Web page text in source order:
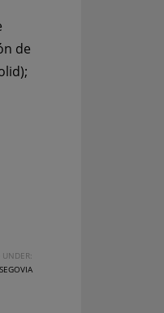
de
UNDER:
SEGOVIA